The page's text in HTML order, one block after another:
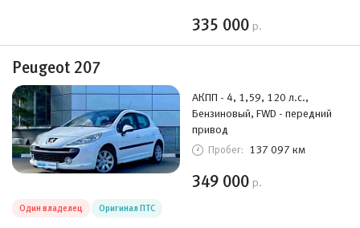
335 000 р.
Peugeot 207
АКПП - 4, 1,59, 120 л.с.,
Бензиновый, FWD - передний
привод
Пробег: 137 097 км
349 000 р.
Один владелец Оригинал ПТС